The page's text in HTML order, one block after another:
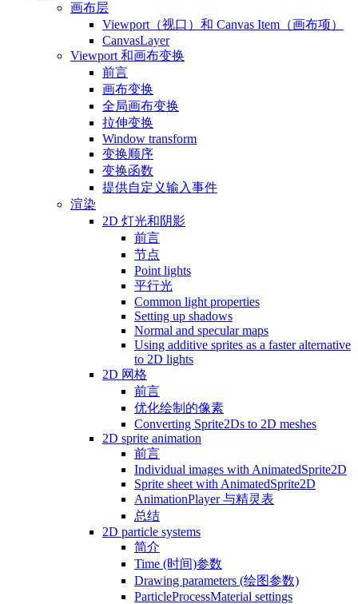
画布层
Viewport（视口）和 Canvas Item（画布项）
CanvasLayer
Viewport 和画布变换
前言
画布变换
全局画布变换
拉伸变换
Window transform
变换顺序
变换函数
提供自定义输入事件
渲染
2D 灯光和阴影
前言
节点
Point lights
平行光
Common light properties
Setting up shadows
Normal and specular maps
Using additive sprites as a faster alternative
to 2D lights
2D 网格
前言
优化绘制的像素
Converting Sprite2Ds to 2D meshes
2D sprite animation
前言
Individual images with AnimatedSprite2D
Sprite sheet with AnimatedSprite2D
AnimationPlayer 与精灵表
总结
2D particle systems
简介
Time (时间)参数
Drawing parameters (绘图参数)
ParticleProcessMaterial settings